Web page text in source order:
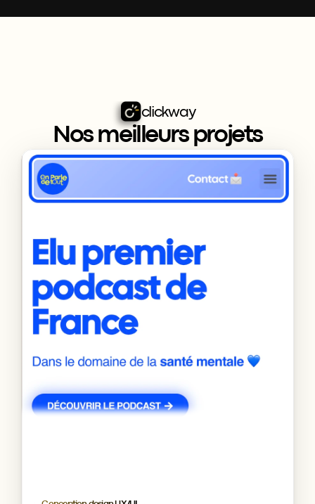
clickway
Nos meilleurs projets